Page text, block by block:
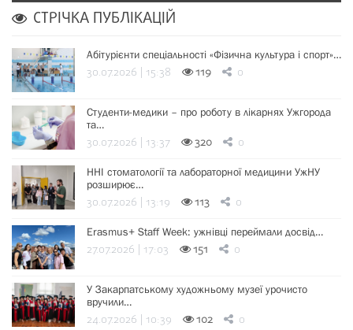
СТРІЧКА ПУБЛІКАЦІЙ
Абітурієнти спеціальності «Фізична культура і спорт»…
30.07.2026 | 15:38 119 0
Студенти-медики – про роботу в лікарнях Ужгорода
та…
30.07.2026 | 13:37 320 0
ННІ стоматології та лабораторної медицини УжНУ
розширює…
30.07.2026 | 13:19 113 0
Erasmus+ Staff Week: ужнівці переймали досвід…
27.07.2026 | 17:03 151 0
У Закарпатському художньому музеї урочисто
вручили…
24.07.2026 | 10:39 102 0